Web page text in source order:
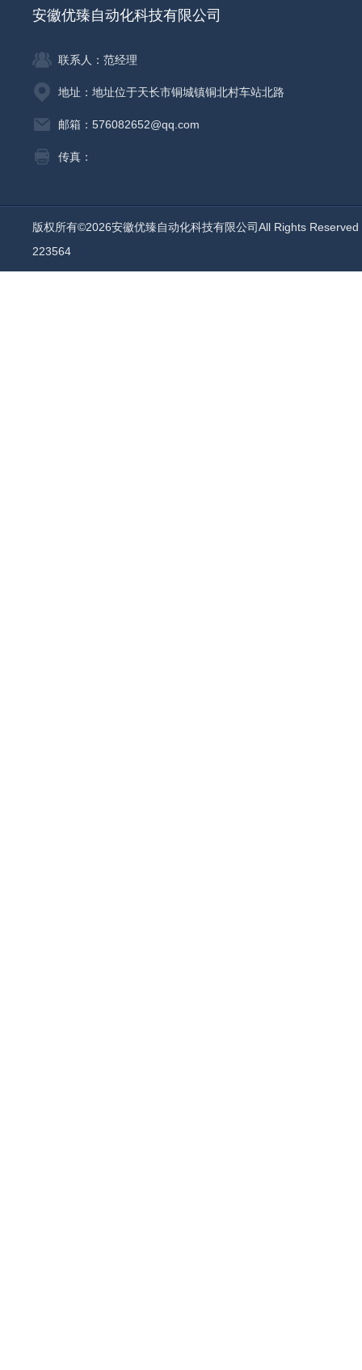
安徽优臻自动化科技有限公司
联系人：范经理
地址：地址位于天长市铜城镇铜北村车站北路
邮箱：576082652@qq.com
传真：
版权所有©2026安徽优臻自动化科技有限公司All Rights
223564